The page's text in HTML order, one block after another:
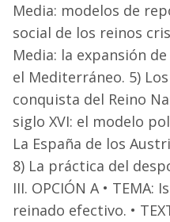
Media: modelos de
social de los reinos
Media: la expansión
el Mediterráneo. 5)
conquista del Reino
siglo XVI: el modelo
La España de los
8) La práctica del
III. OPCIÓN A • TEMA:
reinado efectivo. •